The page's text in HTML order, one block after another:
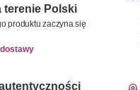
terenie Polski
produktu zaczyna się